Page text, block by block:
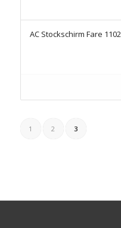
AC Stockschirm Fare 1102
1 2 3